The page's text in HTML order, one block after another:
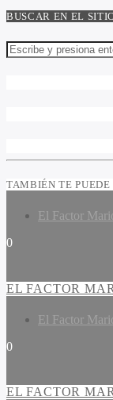
BUSCAR EN EL
TAMBIÉN TE PUEDE
El Factor
0
EL FACTOR
El Factor
0
EL FACTOR